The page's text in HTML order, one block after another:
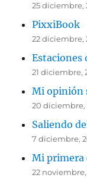
25 diciembre,
PixxiBook
22 diciembre,
Estaciones
21 diciembre,
Mi opinión
20 diciembre,
Saliendo
7 diciembre,
Mi primera
22 noviembre,